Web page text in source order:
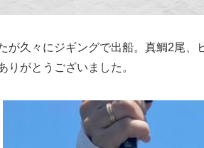
が久々にジギングで出船。真鯛2尾
りがとうございました。